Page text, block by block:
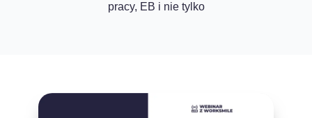
pracy, EB i nie tylko